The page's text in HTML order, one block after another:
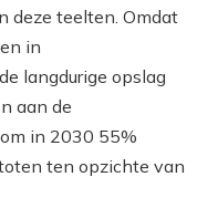
deze teelten. Omdat
in
langdurige opslag
aan de
in 2030 55%
ten opzichte van